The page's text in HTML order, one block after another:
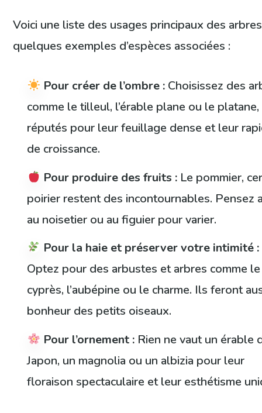
Voici une liste des usages principaux des
quelques exemples d’espèces associées :
Pour créer de l’ombre : Choisissez des
comme le tilleul, l’érable plane ou le platane,
réputés pour leur feuillage dense et leur
de croissance.
Pour produire des fruits : Le pommier,
poirier restent des incontournables. Pensez
au noisetier ou au figuier pour varier.
Pour la haie et préserver votre intimité :
Optez pour des arbustes et arbres comme le
cyprès, l’aubépine ou le charme. Ils feront
bonheur des petits oiseaux.
Pour l’ornement : Rien ne vaut un érable
Japon, un magnolia ou un albizia pour leur
floraison spectaculaire et leur esthétisme